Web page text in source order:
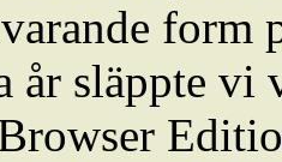
form
år släppte